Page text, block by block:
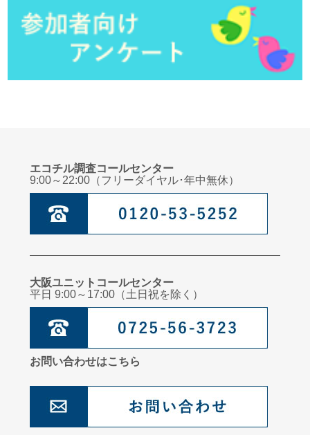
エコチル調査コールセンター
9:00～22:00（フリーダイヤル･年中無休）
大阪ユニットコールセンター
平日 9:00～17:00（土日祝を除く）
お問い合わせはこちら